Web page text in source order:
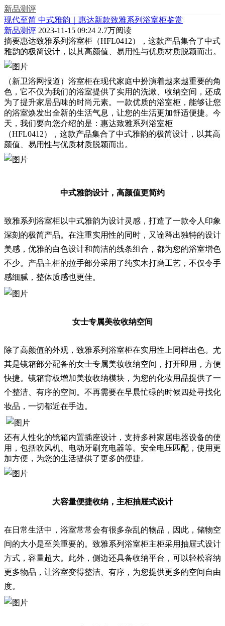
新品测评
现代至简 中式雅韵｜惠达新款致雅系列浴室柜鉴赏
新品测评 2023-11-15 09:24 2.7万阅读
摘要惠达致雅系列浴室柜（HFL0412），这款产品集合了中式
雅韵的极简设计，以其高颜值、易用性与优质材质脱颖而出。
（新卫浴网报道）浴室柜在现代家庭中扮演着越来越重要的角
色，它不仅为我们的浴室提供了实用的洗漱、收纳空间，还成
为了提升家居品味的时尚元素。一款优质的浴室柜，能够让您
的浴室焕发出全新的生活气息，让您的生活更加舒适便捷。今
天，我们要向您介绍的是：惠达致雅系列浴室柜
（HFL0412），这款产品集合了中式雅韵的极简设计，以其高
颜值、易用性与优质材质脱颖而出。
中式雅韵设计，高颜值更简约
致雅系列浴室柜以中式雅韵为设计灵感，打造了一款令人印象
深刻的极简产品。在注重实用性的同时，又诠释出独特的设计
美感，优雅的白色设计和简洁的线条组合，都为您的浴室增色
不少。产品主柜的拉手部分采用了纯实木打磨工艺，不仅令手
感细腻，整体质感也更佳。
女士专属美妆收纳空间
除了高颜值的外观，致雅系列浴室柜在实用性上同样出色。尤
其是镜箱部分配备的女士专属美妆收纳空间，打开即用，方便
快捷。镜箱背板增加美妆收纳模块，为您的化妆用品提供了一
个整洁、有序的空间。不再需要在早晨忙碌的时候四处寻找化
妆品，一切都近在手边。
还有人性化的镜箱内置插座设计，支持多种家居电器设备的使
用，包括吹风机、电动牙刷充电器等。安全电压匹配，使用更
加方便，为您的生活提供了更多的便捷。
大容量便捷收纳，主柜抽屉式设计
在日常生活中，浴室常常会有很多杂乱的物品，因此，储物空
间的大小是至关重要的。致雅系列浴室柜主柜采用抽屉式设计
方式，容量超大。此外，侧边还具备收纳平台，可以轻松容纳
更多物品，让浴室变得整洁、有序，为您提供更多的空间自由
度。